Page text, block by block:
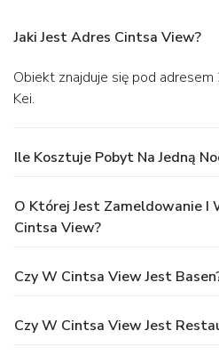
parking is available onsite.
Jaki Jest Adres Cintsa View?
Obiekt znajduje się pod adresem 245 Dolphin Drive w Great
Kei.
Ile Kosztuje Pobyt Na Jedną
O Której Jest Zameldowanie I
Cintsa View?
Czy W Cintsa View Jest
Czy W Cintsa View Jest